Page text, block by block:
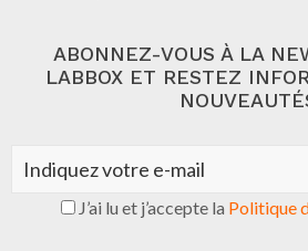
ABONNEZ-VOUS À LA
LABBOX ET RESTEZ
J’ai lu et j’accepte la Politique